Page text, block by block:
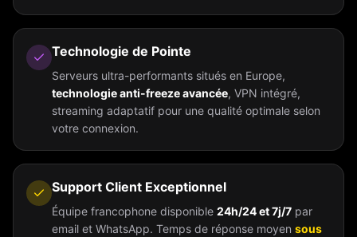
Technologie de Pointe
Serveurs ultra-performants situés en Europe,
technologie anti-freeze avancée, VPN intégré,
streaming adaptatif pour une qualité optimale selon
votre connexion.
Support Client Exceptionnel
Équipe francophone disponible 24h/24 et 7j/7 par
email et WhatsApp. Temps de réponse moyen sous